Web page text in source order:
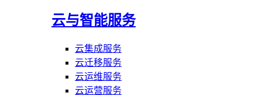
云与智能服务
云集成服务
云迁移服务
云运维服务
云运营服务